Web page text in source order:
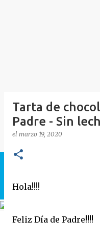
Tarta de
Padre - Sin
el marzo 19, 2020
Hola!!!!
Feliz Día de Padre!!!!